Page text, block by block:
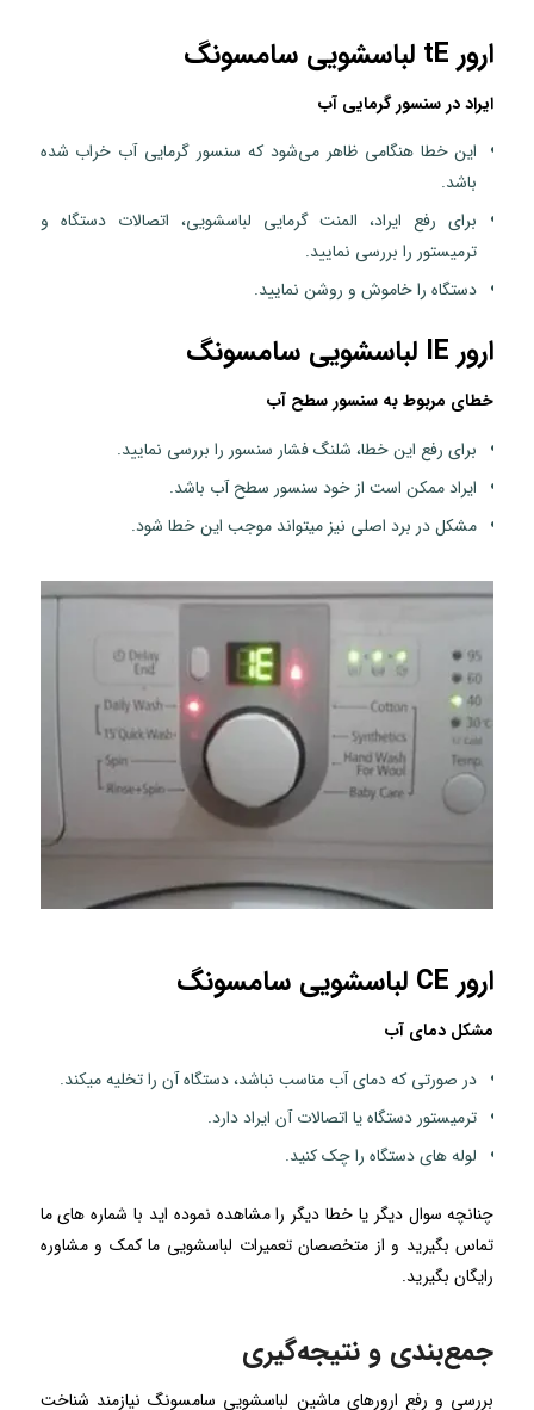
ارور tE لباسشویی سامسونگ
ایراد در سنسور گرمایی آب
این خطا هنگامی ظاهر می‌شود که سنسور گرمایی آب خراب شده
باشد.
برای رفع ایراد، المنت گرمایی لباسشویی، اتصالات دستگاه و
ترمیستور را بررسی نمایید.
دستگاه را خاموش و روشن نمایید.
ارور IE لباسشویی سامسونگ
خطای مربوط به سنسور سطح آب
برای رفع این خطا، شلنگ فشار سنسور را بررسی نمایید.
ایراد ممکن است از خود سنسور سطح آب باشد.
مشکل در برد اصلی نیز میتواند موجب این خطا شود.
ارور CE لباسشویی سامسونگ
مشکل دمای آب
در صورتی که دمای آب مناسب نباشد، دستگاه آن را تخلیه میکند.
ترمیستور دستگاه یا اتصالات آن ایراد دارد.
لوله های دستگاه را چک کنید.
چنانچه سوال دیگر یا خطا دیگر را مشاهده نموده اید با شماره های ما
تماس بگیرید و از متخصصان تعمیرات لباسشویی ما کمک و مشاوره
رایگان بگیرید.
جمع‌بندی و نتیجه‌گیری
بررسی و رفع ارورهای ماشین لباسشویی سامسونگ نیازمند شناخت